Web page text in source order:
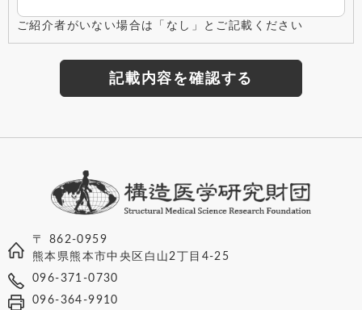
ご紹介者がいない場合は「なし」とご記載ください
〒 862-0959
熊本県熊本市中央区白山2丁目4-25
096-371-0730
096-364-9910